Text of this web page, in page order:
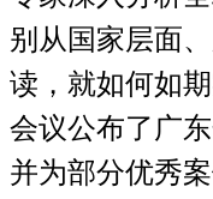
别从国家层面
读，就如何如
会议公布了广
并为部分优秀